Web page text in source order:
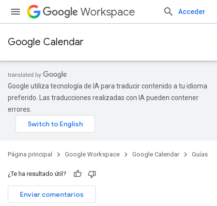
Workspace Acceder
Google Calendar
Google utiliza tecnología de IA para traducir contenido a tu idioma
preferido. Las traducciones realizadas con IA pueden contener
errores.
Página principal Google Workspace Google Calendar Guías
¿Te ha resultado útil?
Enviar comentarios